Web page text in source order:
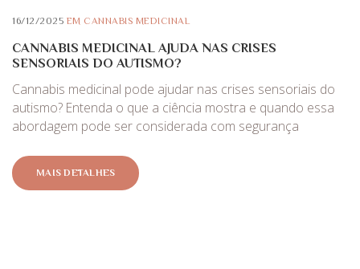
16/12/2025 EM CANNABIS MEDICINAL
CANNABIS MEDICINAL AJUDA NAS CRISES
SENSORIAIS DO AUTISMO?
Cannabis medicinal pode ajudar nas crises sensoriais do
autismo? Entenda o que a ciência mostra e quando essa
abordagem pode ser considerada com segurança
MAIS DETALHES